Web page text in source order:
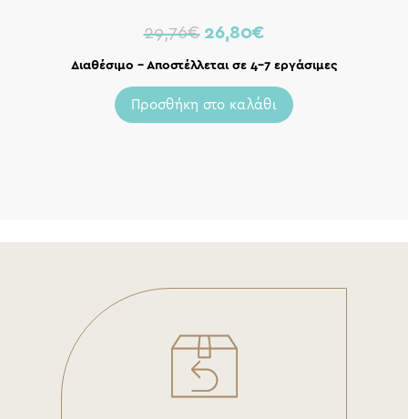
29,76€ 26,80€
Διαθέσιμο – Αποστέλλεται σε 4-7 εργάσιμες
Προσθήκη στο καλάθι